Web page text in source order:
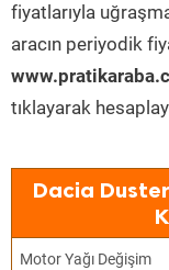
fiyatlarıyla
aracın periyodik
tıklayarak
Dacia
Motor Yağı Değişim